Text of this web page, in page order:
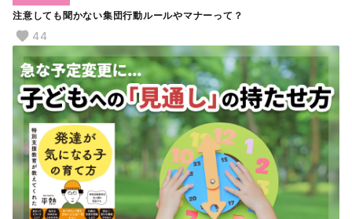
注意しても聞かない集団行動ルールやマナーって？
44